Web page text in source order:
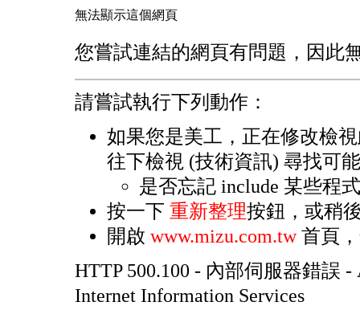
無法顯示這個網頁
您嘗試連結的網頁有問題，因此
請嘗試執行下列動作：
如果您是美工，正在修改檢
往下檢視 (技術資訊) 尋找可
是否忘記 include 某些程
按一下 重新整理按鈕，或稍
開啟 www.mizu.com.tw首頁
HTTP 500.100 - 內部伺服器錯誤 -
Internet Information Services